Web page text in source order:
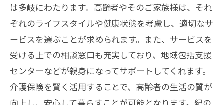
は多岐にわたります。高齢者やそのご家族様は、それ
ぞれのライフスタイルや健康状態を考慮し、適切なサ
ービスを選ぶことが求められます。また、サービスを
受ける上での相談窓口も充実しており、地域包括支援
センターなどが親身になってサポートしてくれます。
介護保険を賢く活用することで、高齢者の生活の質が
向上し、安心して暮らすことが可能となります。紀の